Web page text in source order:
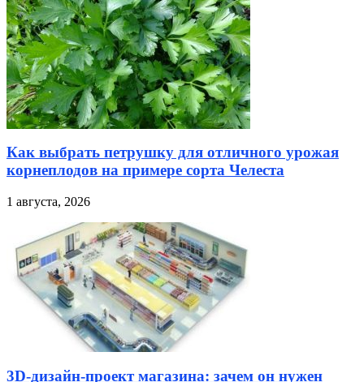
Как выбрать петрушку для отличного урожая
корнеплодов на примере сорта Челеста
1 августа, 2026
3D-дизайн-проект магазина: зачем он нужен